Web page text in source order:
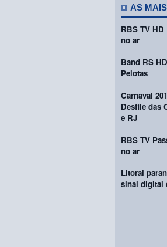
AS
RBS TV
no ar
Band RS
Pelotas
Carnaval
Desfile das
e RJ
RBS TV
no ar
Litoral
sinal digital